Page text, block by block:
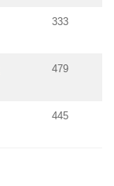
333
479
445